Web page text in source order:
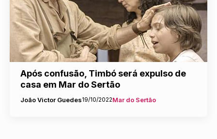
Após confusão, Timbó será expulso de
casa em Mar do Sertão
João Victor Guedes19/10/2022Mar do Sertão